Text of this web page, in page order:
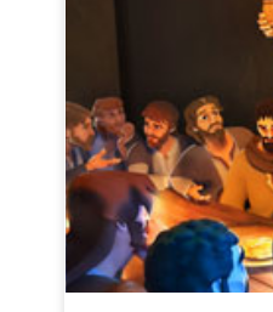
беспомощно наблюдают,
побивает его камнями.
прощает своих врагов
Вернувшись обратно,
нужно реагировать. Он
мудрости, чтобы
Христа. В игре на поле
который насмехался над
рассказывать об Иисусе и